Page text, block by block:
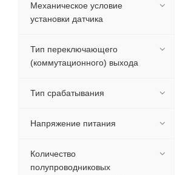
Механическое условие
установки датчика
Тип переключающего
(коммутационного) выхода
Тип срабатывания
Напряжение питания
Количество
полупроводниковых